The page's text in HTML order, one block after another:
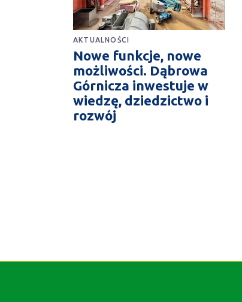
AKTUALNOŚCI
Nowe funkcje, nowe
możliwości. Dąbrowa
Górnicza inwestuje w
wiedzę, dziedzictwo i
rozwój